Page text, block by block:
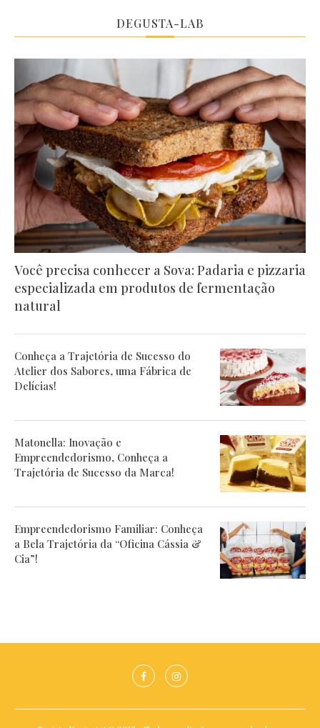
DEGUSTA-LAB
Você precisa conhecer a Sova: Padaria e pizzaria
especializada em produtos de fermentação
natural
Conheça a Trajetória de Sucesso do
Atelier dos Sabores, uma Fábrica de
Delícias!
Matonella: Inovação e
Empreendedorismo, Conheça a
Trajetória de Sucesso da Marca!
Empreendedorismo Familiar: Conheça
a Bela Trajetória da “Oficina Cássia &
Cia”!